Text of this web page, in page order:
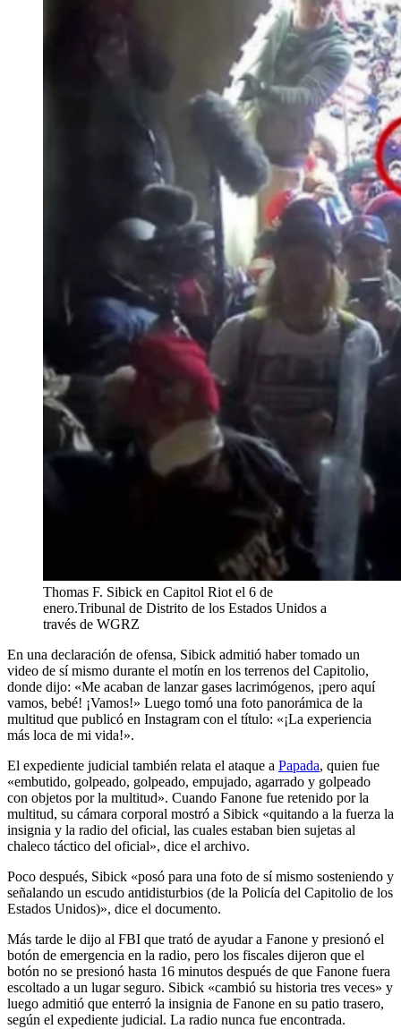
Thomas F. Sibick en Capitol Riot el 6 de
enero.Tribunal de Distrito de los Estados Unidos a
través de WGRZ
En una declaración de ofensa, Sibick admitió haber tomado un
video de sí mismo durante el motín en los terrenos del Capitolio,
donde dijo: «Me acaban de lanzar gases lacrimógenos, ¡pero aquí
vamos, bebé! ¡Vamos!» Luego tomó una foto panorámica de la
multitud que publicó en Instagram con el título: «¡La experiencia
más loca de mi vida!».
El expediente judicial también relata el ataque a Papada, quien fue
«embutido, golpeado, golpeado, empujado, agarrado y golpeado
con objetos por la multitud». Cuando Fanone fue retenido por la
multitud, su cámara corporal mostró a Sibick «quitando a la fuerza la
insignia y la radio del oficial, las cuales estaban bien sujetas al
chaleco táctico del oficial», dice el archivo.
Poco después, Sibick «posó para una foto de sí mismo sosteniendo y
señalando un escudo antidisturbios (de la Policía del Capitolio de los
Estados Unidos)», dice el documento.
Más tarde le dijo al FBI que trató de ayudar a Fanone y presionó el
botón de emergencia en la radio, pero los fiscales dijeron que el
botón no se presionó hasta 16 minutos después de que Fanone fuera
escoltado a un lugar seguro. Sibick «cambió su historia tres veces» y
luego admitió que enterró la insignia de Fanone en su patio trasero,
según el expediente judicial. La radio nunca fue encontrada.